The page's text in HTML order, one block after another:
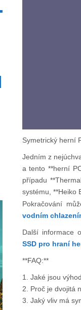
Symetrický herní
Jedním z
a tento **herní
případu
systému, **Heiko
Pokračování
vodním
Další informace
SSD pro hraní
**FAQ:**
1. Jaké jsou
2. Proč je dvojitá
3. Jaký vliv má